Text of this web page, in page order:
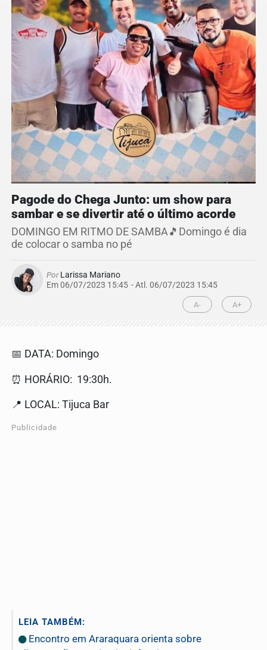
Pagode do Chega Junto: um show para
sambar e se divertir até o último acorde
DOMINGO EM RITMO DE SAMBA🎵Domingo é dia
de colocar o samba no pé
PorLarissa Mariano
Em 06/07/2023 15:45 - Atl. 06/07/2023 15:45
A- A+
📅 DATA: Domingo
⏰ HORÁRIO: 19:30h.
📍 LOCAL: Tijuca Bar
Publicidade
LEIA TAMBÉM:
Encontro em Araraquara orienta sobre